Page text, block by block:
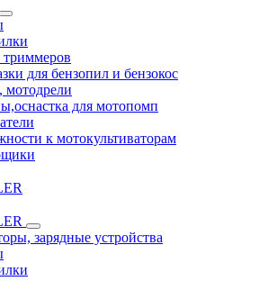
для бензопил и бензокос
для мотопомп
к мотокультиваторам
зарядные устройства